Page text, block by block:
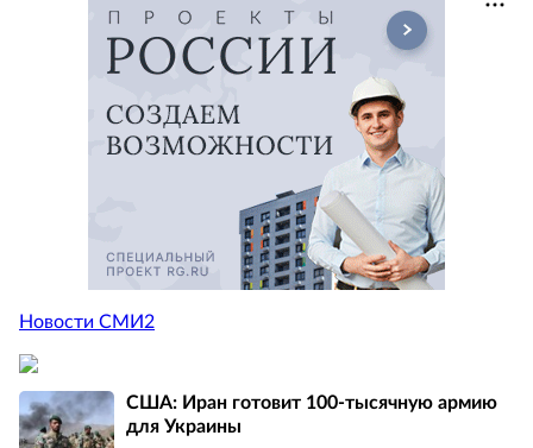
Новости СМИ2
США: Иран готовит 100-тысячную армию
для Украины